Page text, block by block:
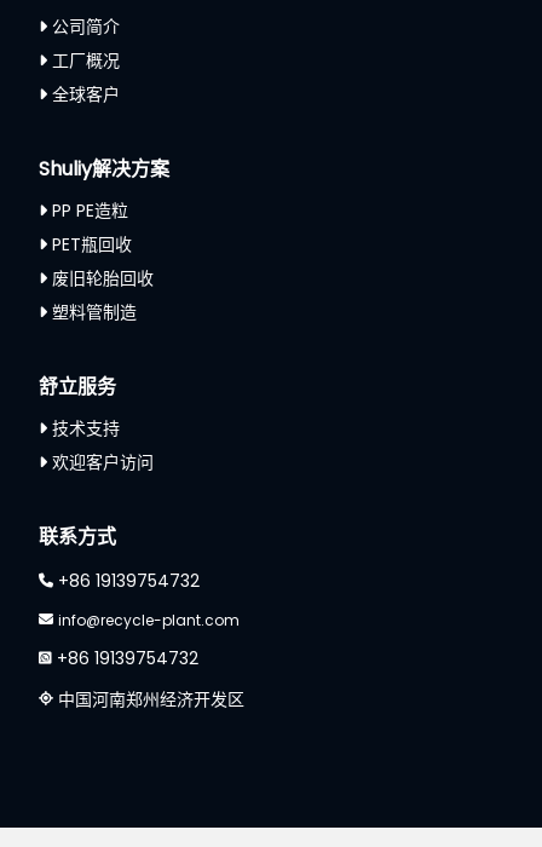
公司简介
工厂概况
全球客户
Shuliy解决方案
PP PE造粒
PET瓶回收
废旧轮胎回收
塑料管制造
舒立服务
技术支持
欢迎客户访问
联系方式
+86 19139754732
info@recycle-plant.com
+86 19139754732
中国河南郑州经济开发区